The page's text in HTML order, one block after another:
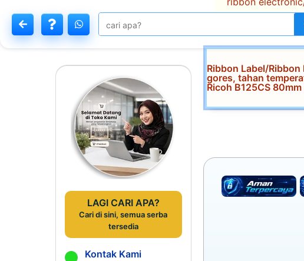
LAGI CARI APA?
Cari di sini, semua serba
tersedia
Kontak Kami
Ribbon Label/
gores, tahan
Ricoh B125CS